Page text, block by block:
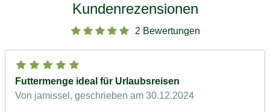
Kundenrezensionen
2 Bewertungen
Futtermenge ideal für Urlaubsreisen
Von jamissel , geschrieben am 30.12.2024